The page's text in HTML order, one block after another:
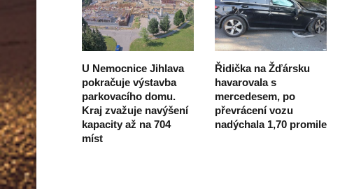
U Nemocnice Jihlava
pokračuje výstavba
parkovacího domu.
Kraj zvažuje navýšení
kapacity až na 704
míst
Řidička na Žďársku
havarovala s
mercedesem, po
převrácení vozu
nadýchala 1,70 promile